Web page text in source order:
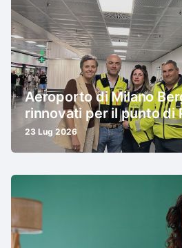
Aeroporto di Milano
rinnovati per il punto di
23 Lug 2026